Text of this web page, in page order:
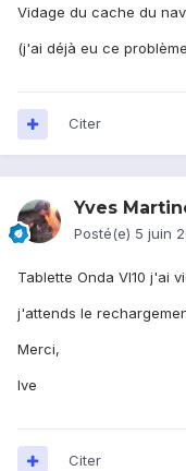
Vidage du cache du
(j'ai déjà eu ce
Citer
Yves
Posté(e) 5 juin
Tablette Onda VI10 j'ai
j'attends le
Merci,
Ive
Citer